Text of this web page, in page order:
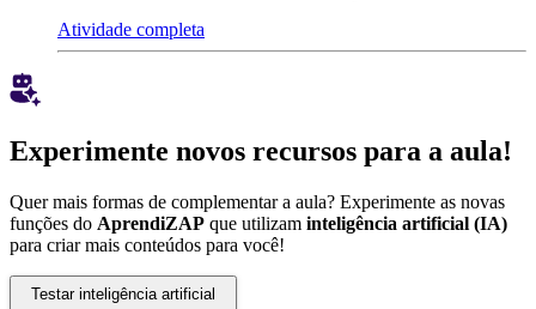
Atividade completa
Experimente novos recursos para a aula!
Quer mais formas de complementar a aula? Experimente as novas
funções do AprendiZAP que utilizam inteligência artificial (IA)
para criar mais conteúdos para você!
Testar inteligência artificial